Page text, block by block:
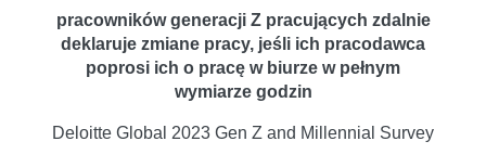
pracowników generacji Z pracujących zdalnie
deklaruje zmiane pracy, jeśli ich pracodawca
poprosi ich o pracę w biurze w pełnym
wymiarze godzin
Deloitte Global 2023 Gen Z and Millennial Survey